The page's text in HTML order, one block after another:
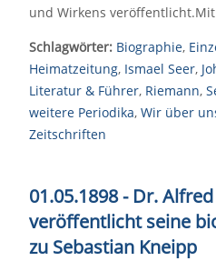
und Wirkens
Schlagwörter: Biographie,
Heimatzeitung, Ismael Seer,
Literatur & Führer, Riemann,
weitere Periodika, Wir über
Zeitschriften
01.05.1898 - Dr.
veröffentlicht seine
zu Sebastian Kneipp